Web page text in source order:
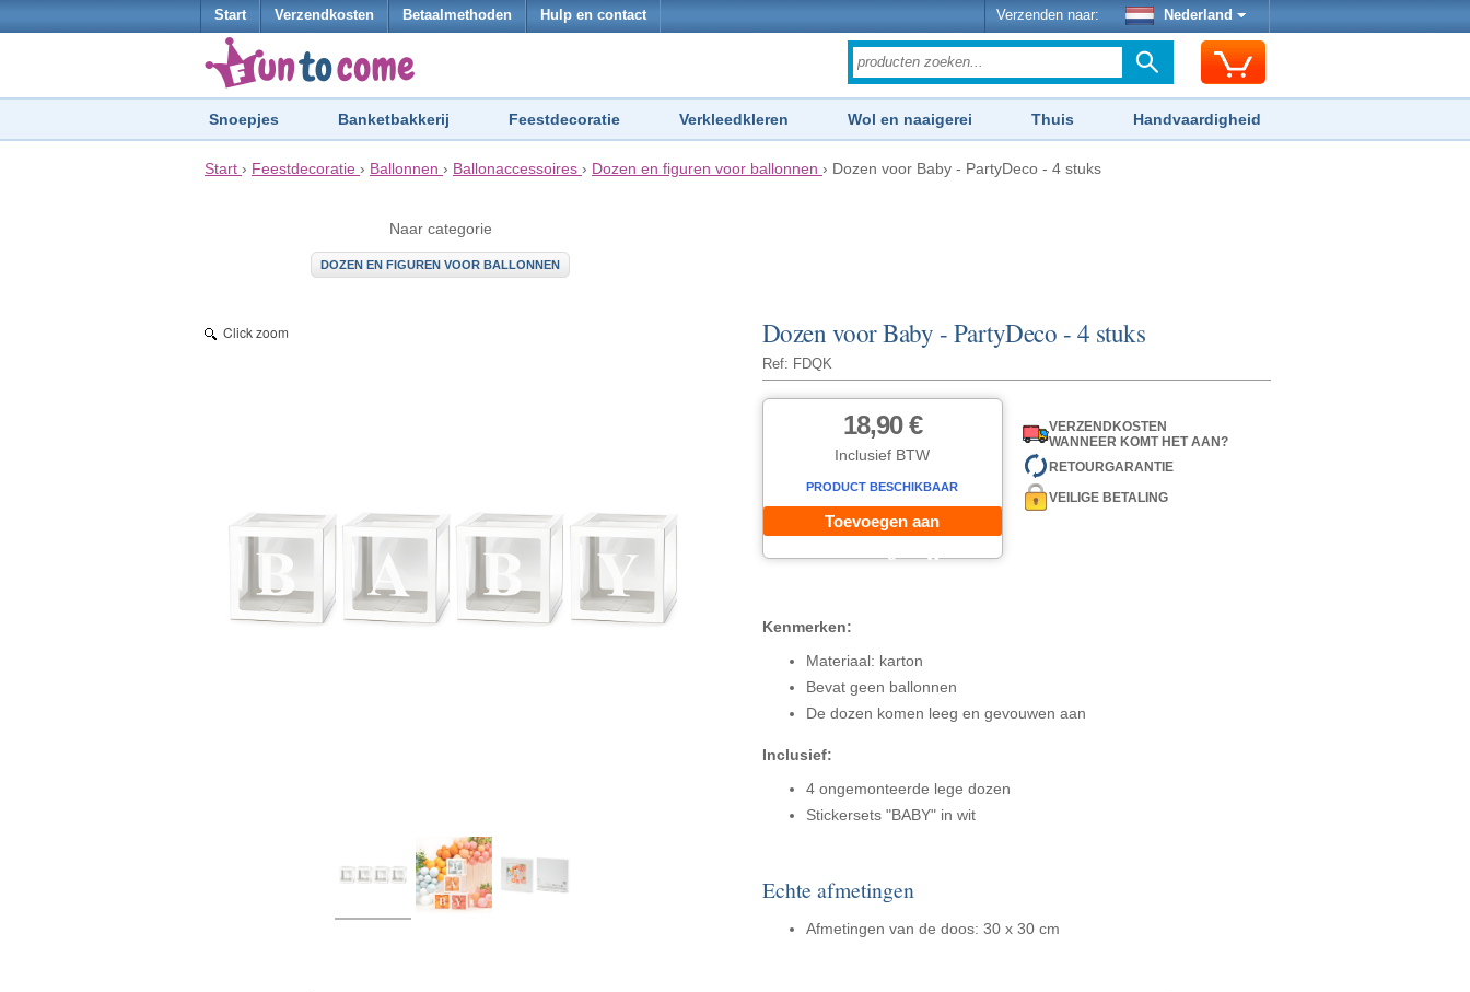
Start Verzendkosten Betaalmethoden Hulp en contact Verzenden naar: Nederland
Snoepjes Banketbakkerij Feestdecoratie Verkleedkleren Wol en naaigerei Thuis Handvaardigheid
Start › Feestdecoratie › Ballonnen › Ballonaccessoires › Dozen en figuren voor ballonnen › Dozen voor Baby - PartyDeco - 4 stuks
Naar categorie
DOZEN EN FIGUREN VOOR BALLONNEN
Dozen voor Baby - PartyDeco - 4 stuks
Ref: FDQK
Click zoom
18,90 €
Inclusief BTW
PRODUCT BESCHIKBAAR
Toevoegen aan
VERZENDKOSTEN
WANNEER KOMT HET AAN?
RETOURGARANTIE
VEILIGE BETALING
Kenmerken:
Materiaal: karton
Bevat geen ballonnen
De dozen komen leeg en gevouwen aan
Inclusief:
4 ongemonteerde lege dozen
Stickersets "BABY" in wit
Echte afmetingen
Afmetingen van de doos: 30 x 30 cm